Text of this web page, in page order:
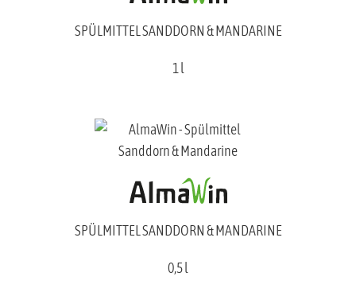
SPÜLMITTEL SANDDORN & MANDARINE
1 l
SPÜLMITTEL SANDDORN & MANDARINE
0,5 l